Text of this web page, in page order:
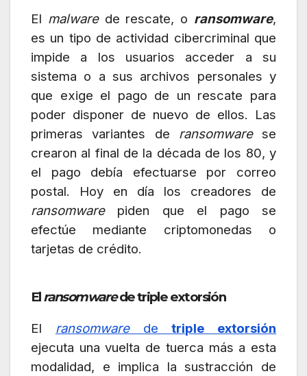
El malwarede rescate, o ransomware,
es un tipo de actividad cibercriminal que
impide a los usuarios acceder a su
sistema o a sus archivos personales y
que exige el pago de un rescate para
poder disponer de nuevo de ellos. Las
primeras variantes de ransomwarese
crearon al final de la década de los 80, y
el pago debía efectuarse por correo
postal. Hoy en día los creadores de
ransomwarepiden que el pago se
efectúe mediante criptomonedas o
tarjetas de crédito.
Elransomwarede triple extorsión
El ransomwaredetriple extorsión
ejecuta una vuelta de tuerca más a esta
modalidad, e implica la sustracción de